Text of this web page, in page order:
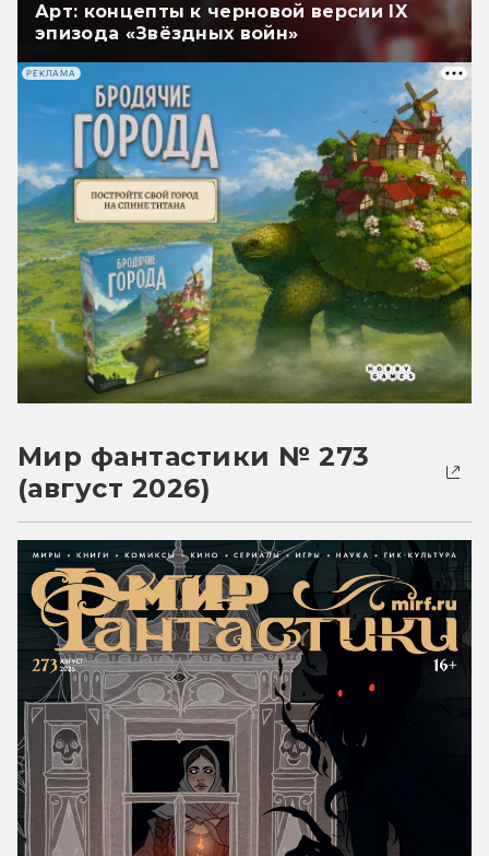
Арт: концепты к черновой версии IX
эпизода «Звёздных войн»
РЕКЛАМА
Мир фантастики № 273
(август 2026)